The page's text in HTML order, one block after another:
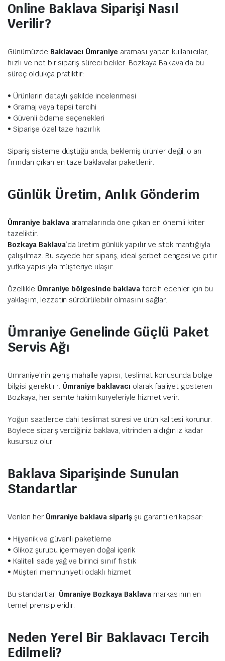
Online Baklava Siparişi Nasıl
Verilir?
Günümüzde Baklavacı Ümraniye araması yapan kullanıcılar,
hızlı ve net bir sipariş süreci bekler. Bozkaya Baklava’da bu
süreç oldukça pratiktir:
• Ürünlerin detaylı şekilde incelenmesi
• Gramaj veya tepsi tercihi
• Güvenli ödeme seçenekleri
• Siparişe özel taze hazırlık
Sipariş sisteme düştüğü anda, beklemiş ürünler değil, o an
fırından çıkan en taze baklavalar paketlenir.
Günlük Üretim, Anlık Gönderim
Ümraniye baklavaaramalarında öne çıkan en önemli kriter
tazeliktir.
Bozkaya Baklava’da üretim günlük yapılır ve stok mantığıyla
çalışılmaz. Bu sayede her sipariş, ideal şerbet dengesi ve çıtır
yufka yapısıyla müşteriye ulaşır.
Özellikle Ümraniye bölgesinde baklavatercih edenler için bu
yaklaşım, lezzetin sürdürülebilir olmasını sağlar.
Ümraniye Genelinde Güçlü Paket
Servis Ağı
Ümraniye’nin geniş mahalle yapısı, teslimat konusunda bölge
bilgisi gerektirir. Ümraniye baklavacı olarak faaliyet gösteren
Bozkaya, her semte hakim kuryeleriyle hizmet verir.
Yoğun saatlerde dahi teslimat süresi ve ürün kalitesi korunur.
Böylece sipariş verdiğiniz baklava, vitrinden aldığınız kadar
kusursuz olur.
Baklava Siparişinde Sunulan
Standartlar
Verilen her Ümraniye baklava siparişşu garantileri kapsar:
• Hijyenik ve güvenli paketleme
• Glikoz şurubu içermeyen doğal içerik
• Kaliteli sade yağ ve birinci sınıf fıstık
• Müşteri memnuniyeti odaklı hizmet
Bu standartlar, Ümraniye Bozkaya Baklavamarkasının en
temel prensipleridir.
Neden Yerel Bir Baklavacı Tercih
Edilmeli?